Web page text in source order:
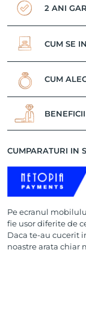
2 ANI
CUM SE
CUM
CUMPARATURI IN
Pe ecranul
fie usor diferite de
Daca te-au cucerit
noastre arata chiar